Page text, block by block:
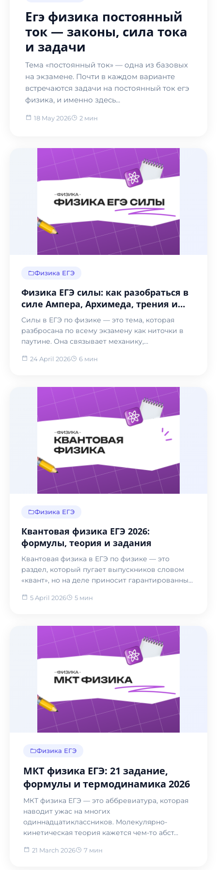
Егэ физика постоянный
ток — законы, сила тока
и задачи
Тема «постоянный ток» — одна из базовых
на экзамене. Почти в каждом варианте
встречаются задачи на постоянный ток егэ
физика, и именно здесь...
18 May 2026 2 мин
Физика ЕГЭ
Физика ЕГЭ силы: как разобраться в
силе Ампера, Архимеда, трения и
упругости для экзамена 2026
Силы в ЕГЭ по физике — это тема, которая
разбросана по всему экзамену как ниточки в
паутине. Она связывает механику,
24 April 2026 6 мин
Физика ЕГЭ
Квантовая физика ЕГЭ 2026:
формулы, теория и задания
Квантовая физика в ЕГЭ по физике — это
раздел, который пугает выпускников словом
«квант», но на деле приносит гарантированные
5 April 2026 5 мин
Физика ЕГЭ
МКТ физика ЕГЭ: 21 задание,
формулы и термодинамика 2026
МКТ физика ЕГЭ — это аббревиатура, которая
наводит ужас на многих
одиннадцатиклассников. Молекулярно-
кинетическая теория кажется чем-то абст...
21 March 2026 7 мин